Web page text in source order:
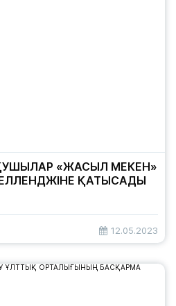
«ЖАСЫЛ МЕКЕН»
ҚАТЫСАДЫ
12.05.2023